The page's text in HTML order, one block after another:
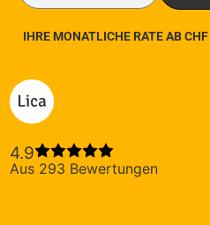
IHRE MONATLICHE RATE AB CHF
4.9
Aus 293 Bewertungen